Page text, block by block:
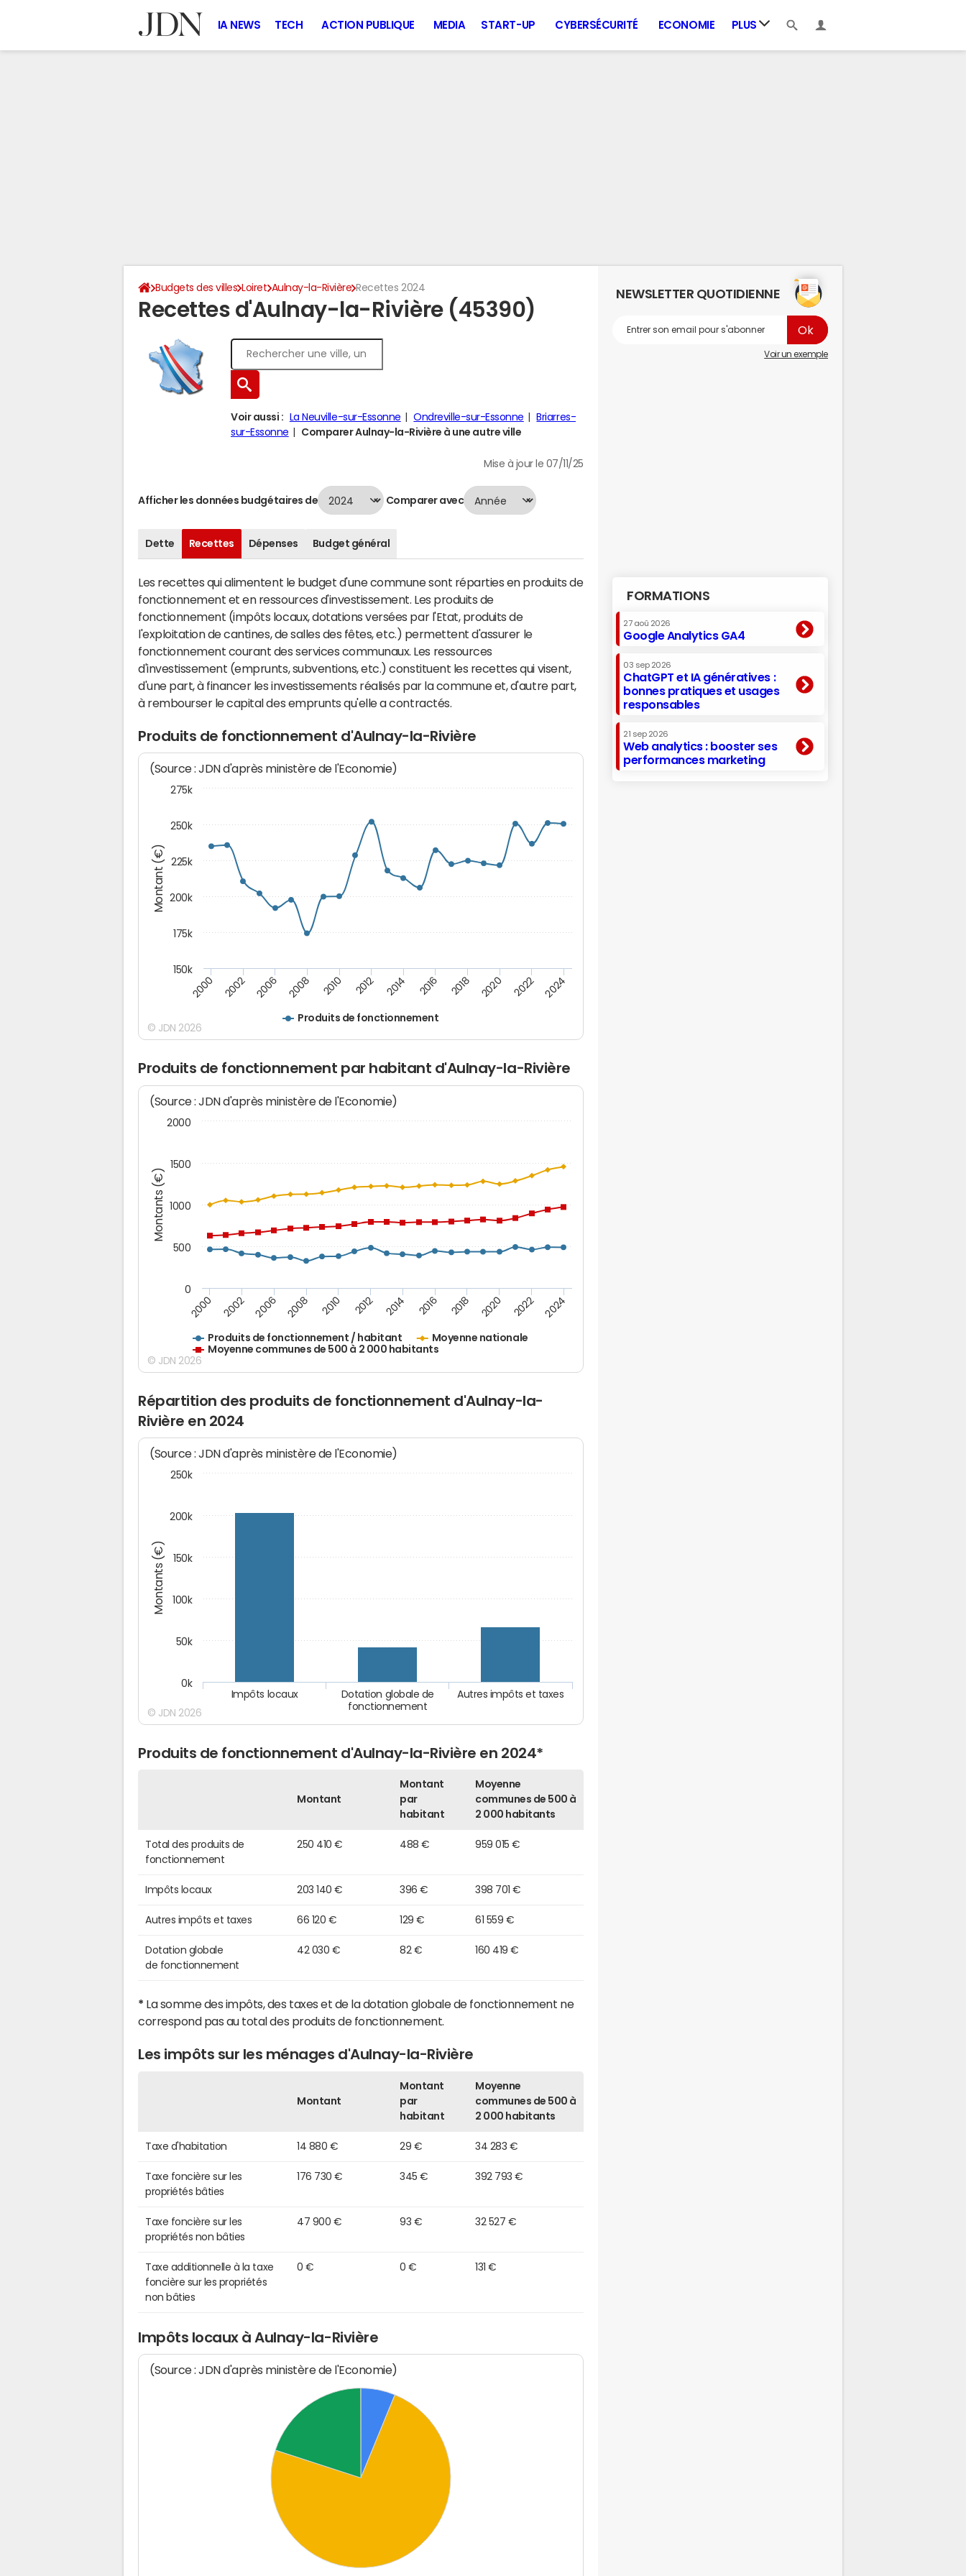
IA NEWS TECH ACTION PUBLIQUE MEDIA START-UP CYBERSÉCURITÉ ECONOMIE PLUS
Budgets des villes Loiret Aulnay-la-Rivière Recettes 2024
Recettes d'Aulnay-la-Rivière (45390)
Voir aussi : La Neuville-sur-Essonne Ondreville-sur-Essonne
Briarres-
sur-Essonne
Comparer Aulnay-la-Rivière à une autre ville
Mise à jour le 07/11/25
Afficher les données budgétaires de Comparer avec
Dette Recettes Dépenses Budget général
Les recettes qui alimentent le budget d'une commune sont réparties en produits de
fonctionnement et en ressources d'investissement. Les produits de
fonctionnement (impôts locaux, dotations versées par l'Etat, produits de
l'exploitation de cantines, de salles des fêtes, etc.) permettent d'assurer le
fonctionnement courant des services communaux. Les ressources
d'investissement (emprunts, subventions, etc.) constituent les recettes qui visent,
d'une part, à financer les investissements réalisés par la commune et, d'autre part,
à rembourser le capital des emprunts qu'elle a contractés.
Produits de fonctionnement d'Aulnay-la-Rivière
Montant (€)
(Source : JDN d'après ministère de l'Economie)
Produits de fonctionnement
2000 2002 2006 2008 2010 2012 2014 2016 2018 2020 2022 2024
150k
175k
200k
225k
250k
275k
© JDN 2026
Produits de fonctionnement par habitant d'Aulnay-la-Rivière
Montants (€)
(Source : JDN d'après ministère de l'Economie)
Produits de fonctionnement / habitant
Moyenne nationale
Moyenne communes de 500 à 2 000 habitants
2000 2002 2006 2008 2010 2012 2014 2016 2018 2020 2022 2024
500
1000
1500
0
2000
© JDN 2026
Répartition des produits de fonctionnement d'Aulnay-la-
Rivière en 2024
Montants (€)
(Source : JDN d'après ministère de l'Economie)
Autres impôts et taxes
Dotation globale de
fonctionnement
Impôts locaux
0k
50k
100k
150k
200k
250k
© JDN 2026
Produits de fonctionnement d'Aulnay-la-Rivière en 2024*
Montant
Montant
par
habitant
Moyenne
communes de 500 à
2 000 habitants
Total des produits de
fonctionnement
250 410 € 488 € 959 015 €
Impôts locaux 203 140 € 396 € 398 701 €
Autres impôts et taxes 66 120 € 129 € 61 559 €
Dotation globale
de fonctionnement
42 030 € 82 € 160 419 €
* La somme des impôts, des taxes et de la dotation globale de fonctionnement ne
correspond pas au total des produits de fonctionnement.
Les impôts sur les ménages d'Aulnay-la-Rivière
Montant
Montant
par
habitant
Moyenne
communes de 500 à
2 000 habitants
Taxe d'habitation 14 880 € 29 € 34 283 €
Taxe foncière sur les
propriétés bâties
176 730 € 345 € 392 793 €
Taxe foncière sur les
propriétés non bâties
47 900 € 93 € 32 527 €
Taxe additionnelle à la taxe
foncière sur les propriétés
non bâties
0 € 0 € 131 €
Impôts locaux à Aulnay-la-Rivière
(Source : JDN d'après ministère de l'Economie)
NEWSLETTER QUOTIDIENNE
Voir un exemple
FORMATIONS
27 aoû 2026
Google Analytics GA4
03 sep 2026
ChatGPT et IA génératives :
bonnes pratiques et usages
responsables
21 sep 2026
Web analytics : booster ses
performances marketing